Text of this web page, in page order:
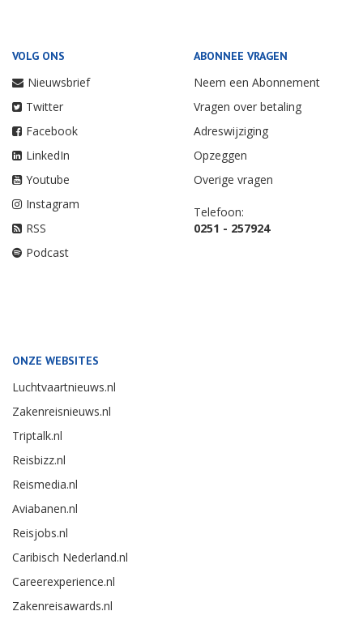
VOLG ONS
Nieuwsbrief
Twitter
Facebook
LinkedIn
Youtube
Instagram
RSS
Podcast
ABONNEE VRAGEN
Neem een Abonnement
Vragen over betaling
Adreswijziging
Opzeggen
Overige vragen
Telefoon:
0251 - 257924
ONZE WEBSITES
Luchtvaartnieuws.nl
Zakenreisnieuws.nl
Triptalk.nl
Reisbizz.nl
Reismedia.nl
Aviabanen.nl
Reisjobs.nl
Caribisch Nederland.nl
Careerexperience.nl
Zakenreisawards.nl